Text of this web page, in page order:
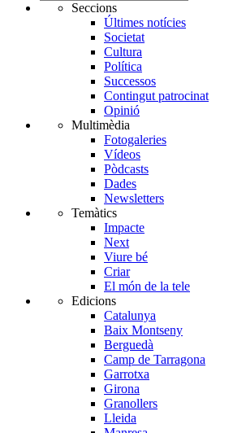
Seccions
Últimes notícies
Societat
Cultura
Política
Successos
Contingut patrocinat
Opinió
Multimèdia
Fotogaleries
Vídeos
Pòdcasts
Dades
Newsletters
Temàtics
Impacte
Next
Viure bé
Criar
El món de la tele
Edicions
Catalunya
Baix Montseny
Berguedà
Camp de Tarragona
Garrotxa
Girona
Granollers
Lleida